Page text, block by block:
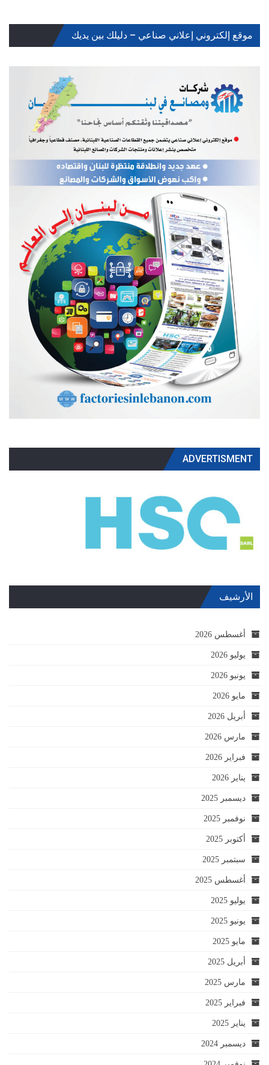
موقع إلكتروني إعلاني صناعي – دليلك بين يديك
ADVERTISMENT
الأرشيف
أغسطس 2026
يوليو 2026
يونيو 2026
مايو 2026
أبريل 2026
مارس 2026
فبراير 2026
يناير 2026
ديسمبر 2025
نوفمبر 2025
أكتوبر 2025
سبتمبر 2025
أغسطس 2025
يوليو 2025
يونيو 2025
مايو 2025
أبريل 2025
مارس 2025
فبراير 2025
يناير 2025
ديسمبر 2024